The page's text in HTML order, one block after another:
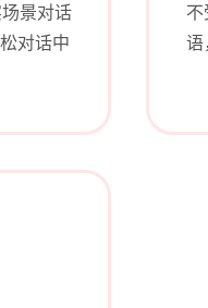
景对话
对话中
语